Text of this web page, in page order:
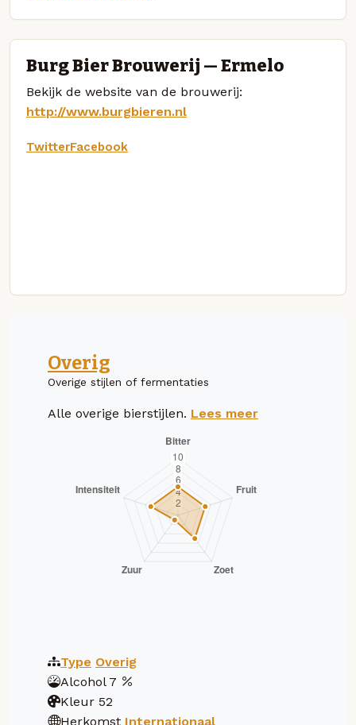
Burg Bier Brouwerij — Ermelo
Bekijk de website van de brouwerij:
http://www.burgbieren.nl
TwitterFacebook
Overig
Overige stijlen of fermentaties
Alle overige bierstijlen. Lees meer
Type Overig
Alcohol 7
Kleur 52
Herkomst Internationaal